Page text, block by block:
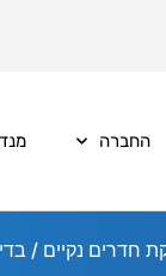
החברה
חדרים נקיים /